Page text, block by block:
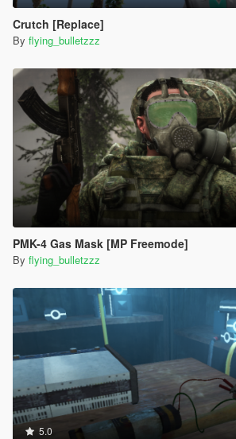
Crutch [Replace]
By flying_bulletzzz
PMK-4 Gas Mask [MP Freemode]
By flying_bulletzzz
5.0